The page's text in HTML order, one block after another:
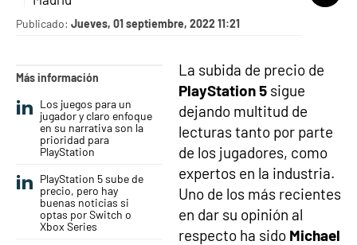
Publicado: Jueves, 01 septiembre, 2022 11:21
Más información
Los juegos para un
jugador y claro enfoque
en su narrativa son la
prioridad para
PlayStation
PlayStation 5 sube de
precio, pero hay
buenas noticias si
optas por Switch o
Xbox Series
La subida de precio de
PlayStation 5 sigue
dejando multitud de
lecturas tanto por parte
de los jugadores, como
expertos en la industria.
Uno de los más recientes
en dar su opinión al
respecto ha sido Michael